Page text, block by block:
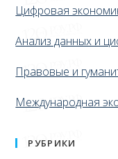
Цифровая
Анализ данных и
Правовые и
Международная
РУБРИКИ